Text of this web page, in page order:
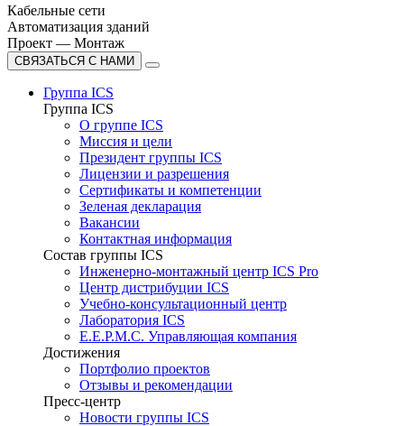
Кабельные сети
Автоматизация зданий
Проект — Монтаж
СВЯЗАТЬСЯ С НАМИ
Группа ICS
Группа ICS
О группе ICS
Миссия и цели
Президент группы ICS
Лицензии и разрешения
Сертификаты и компетенции
Зеленая декларация
Вакансии
Контактная информация
Состав группы ICS
Инженерно-монтажный центр ICS Pro
Центр дистрибуции ICS
Учебно-консультационный центр
Лаборатория ICS
E.E.P.M.C. Управляющая компания
Достижения
Портфолио проектов
Отзывы и рекомендации
Пресс-центр
Новости группы ICS